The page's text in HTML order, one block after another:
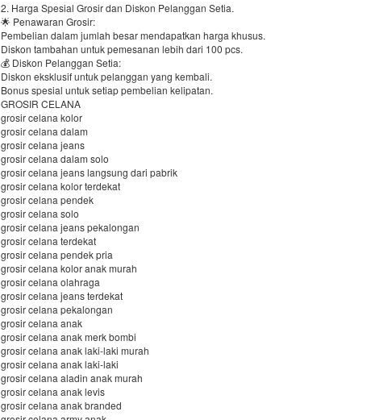
2. Harga Spesial Grosir dan Diskon Pelanggan Setia.
🌟 Penawaran Grosir:
Pembelian dalam jumlah besar mendapatkan harga khusus.
Diskon tambahan untuk pemesanan lebih dari 100 pcs.
💰 Diskon Pelanggan Setia:
Diskon eksklusif untuk pelanggan yang kembali.
Bonus spesial untuk setiap pembelian kelipatan.
GROSIR CELANA
grosir celana kolor
grosir celana dalam
grosir celana jeans
grosir celana dalam solo
grosir celana jeans langsung dari pabrik
grosir celana kolor terdekat
grosir celana pendek
grosir celana solo
grosir celana jeans pekalongan
grosir celana terdekat
grosir celana pendek pria
grosir celana kolor anak murah
grosir celana olahraga
grosir celana jeans terdekat
grosir celana pekalongan
grosir celana anak
grosir celana anak merk bombi
grosir celana anak laki-laki murah
grosir celana anak laki-laki
grosir celana aladin anak murah
grosir celana anak levis
grosir celana anak branded